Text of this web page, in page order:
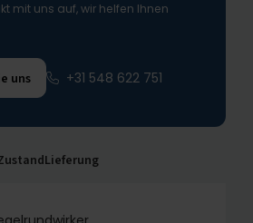
mit uns auf, wir helfen Ihnen
uns +31 548 622 751
Lieferung